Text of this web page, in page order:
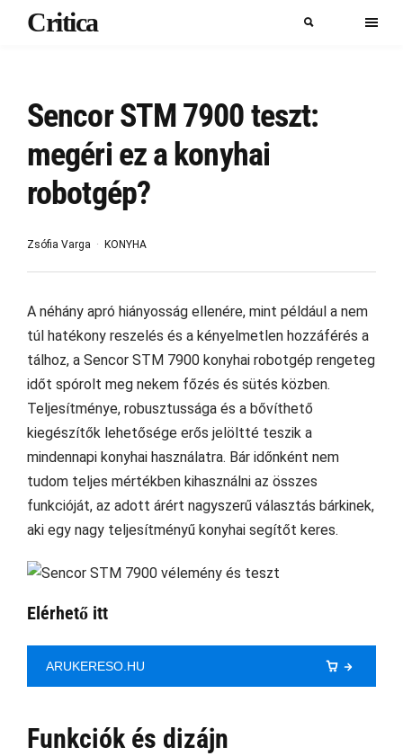
Critica
Sencor STM 7900 teszt:
megéri ez a konyhai
robotgép?
Zsófia Varga KONYHA
A néhány apró hiányosság ellenére, mint például a nem
túl hatékony reszelés és a kényelmetlen hozzáférés a
tálhoz, a Sencor STM 7900 konyhai robotgép rengeteg
időt spórolt meg nekem főzés és sütés közben.
Teljesítménye, robusztussága és a bővíthető
kiegészítők lehetősége erős jelöltté teszik a
mindennapi konyhai használatra. Bár időnként nem
tudom teljes mértékben kihasználni az összes
funkcióját, az adott árért nagyszerű választás bárkinek,
aki egy nagy teljesítményű konyhai segítőt keres.
Elérhető itt
ARUKERESO.HU
Funkciók és dizájn